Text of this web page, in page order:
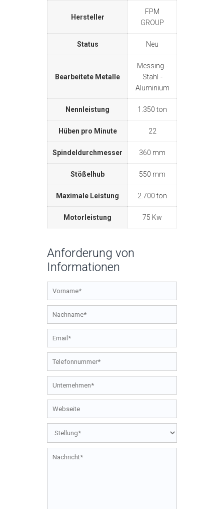
Hersteller
FPM
GROUP
Status Neu
Bearbeitete Metalle
Messing
Stahl
Aluminium
Nennleistung 1.350 ton
Hüben pro Minute 22
Spindeldurchmesser 360 mm
Stößelhub 550 mm
Maximale Leistung 2.700 ton
Motorleistung 75 Kw
Anforderung von
Informationen